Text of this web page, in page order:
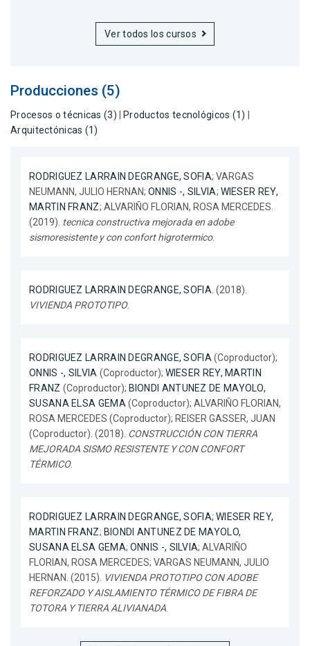
Ver todos los cursos
Producciones (5)
Procesos o técnicas (3) Productos tecnológicos (1)
Arquitectónicas (1)
RODRIGUEZ LARRAIN DEGRANGE, SOFIA; VARGAS
NEUMANN, JULIO HERNAN; ONNIS -, SILVIA; WIESER REY,
MARTIN FRANZ; ALVARIÑO FLORIAN, ROSA MERCEDES.
(2019). tecnica constructiva mejorada en adobe
sismoresistente y con confort higrotermico.
RODRIGUEZ LARRAIN DEGRANGE, SOFIA . (2018).
VIVIENDA PROTOTIPO.
RODRIGUEZ LARRAIN DEGRANGE, SOFIA (Coproductor);
ONNIS -, SILVIA (Coproductor); WIESER REY, MARTIN
FRANZ (Coproductor); BIONDI ANTUNEZ DE MAYOLO,
SUSANA ELSA GEMA (Coproductor); ALVARIÑO FLORIAN,
ROSA MERCEDES (Coproductor); REISER GASSER, JUAN
(Coproductor). (2018). CONSTRUCCIÓN CON TIERRA
MEJORADA SISMO RESISTENTE Y CON CONFORT
TÉRMICO.
RODRIGUEZ LARRAIN DEGRANGE, SOFIA; WIESER REY,
MARTIN FRANZ; BIONDI ANTUNEZ DE MAYOLO,
SUSANA ELSA GEMA; ONNIS -, SILVIA; ALVARIÑO
FLORIAN, ROSA MERCEDES; VARGAS NEUMANN, JULIO
HERNAN. (2015). VIVIENDA PROTOTIPO CON ADOBE
REFORZADO Y AISLAMIENTO TÉRMICO DE FIBRA DE
TOTORA Y TIERRA ALIVIANADA